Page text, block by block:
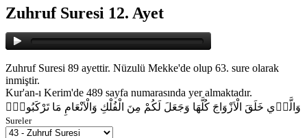
Zuhruf Suresi 12. Ayet
Zuhruf Suresi 89 ayettir. Nüzulü Mekke'de olup 63. sure olarak
inmiştir.
Kur'an-ı Kerim'de 489 sayfa numarasında yer almaktadır.
وَالَّذ۪ي خَلَقَ الْاَزْوَاجَ كُلَّهَا وَجَعَلَ لَكُمْ مِنَ الْفُلْكِ وَالْاَنْعَامِ مَا تَرْكَبُونَۙ
Sureler